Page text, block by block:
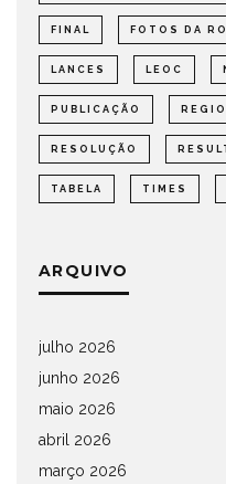
FINAL FOTOS DA
LANCES LEOC
PUBLICAÇÃO
RESOLUÇÃO
TABELA TIMES
ARQUIVO
julho 2026
junho 2026
maio 2026
abril 2026
março 2026